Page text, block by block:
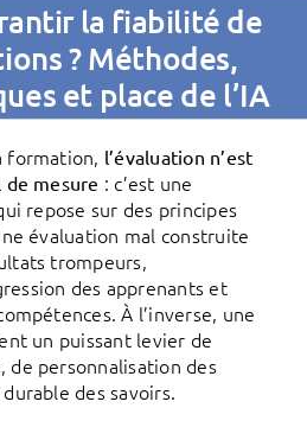
la fiabilité de
? Méthodes,
et place de l’IA
formation, l’évaluation n’est
de mesure : c’est une
repose sur des principes
évaluation mal construite
trompeurs,
des apprenants et
À l’inverse, une
un puissant levier de
de personnalisation des
des savoirs.